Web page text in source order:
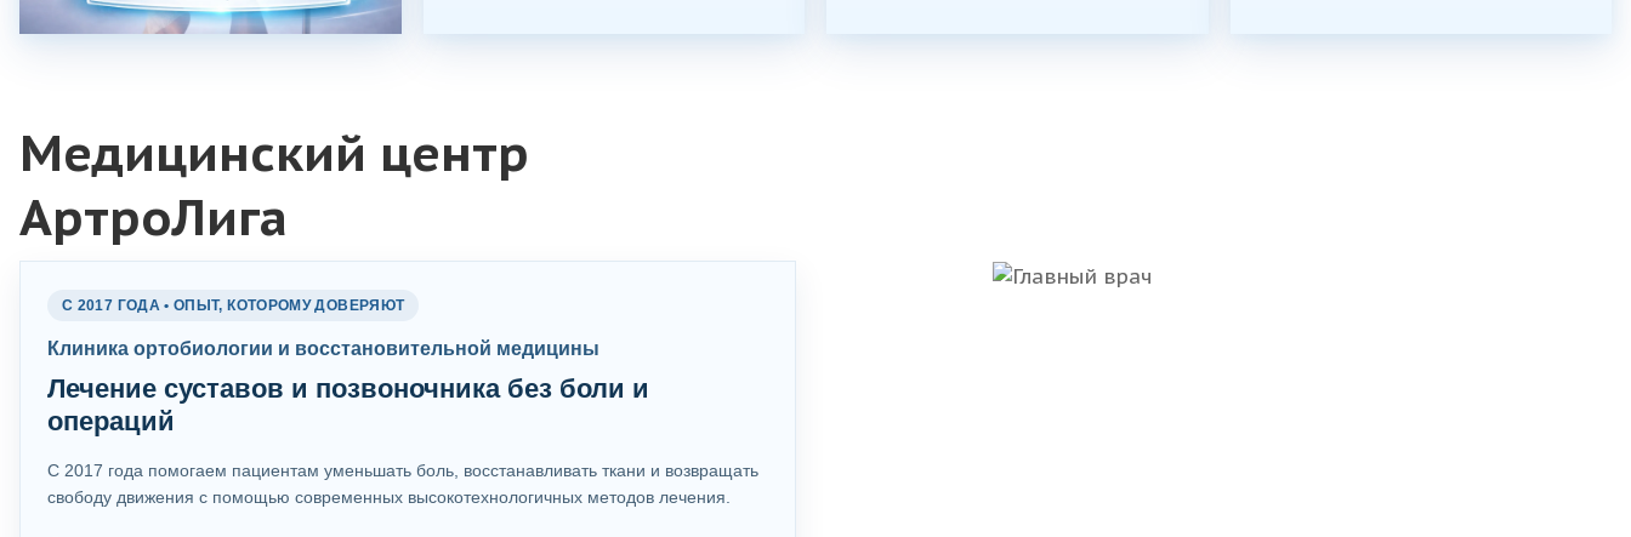
Медицинский центр
АртроЛига
С 2017 ГОДА • ОПЫТ, КОТОРОМУ ДОВЕРЯЮТ
Клиника ортобиологии и восстановительной медицины
Лечение суставов и позвоночника без боли и
операций
С 2017 года помогаем пациентам уменьшать боль, восстанавливать ткани и возвращать
свободу движения с помощью современных высокотехнологичных методов лечения.